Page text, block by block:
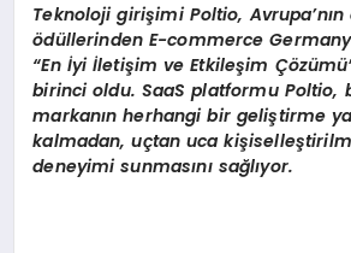
Teknoloji girişimi Poltio, Avrupa’nın
ödüllerinden E-commerce
“En İyi İletişim ve Etkileşim Çözüm
birinci oldu. SaaS platformu Poltio,
markanın herhangi bir geliştirme
kalmadan, uçtan uca kişiselleş
deneyimi sunmasını sağlıyor.